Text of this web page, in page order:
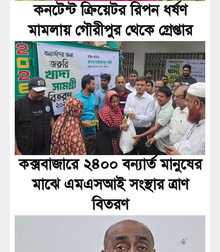
কনটেন্ট ক্রিয়েটর রিপন ধর্ষণ
মামলায় গৌরীপুর থেকে গ্রেপ্তার
কক্সবাজারে ২৪০০ বন্যার্ত মানুষের
মাঝে এমএসআই সংস্থার ত্রাণ
বিতরণ